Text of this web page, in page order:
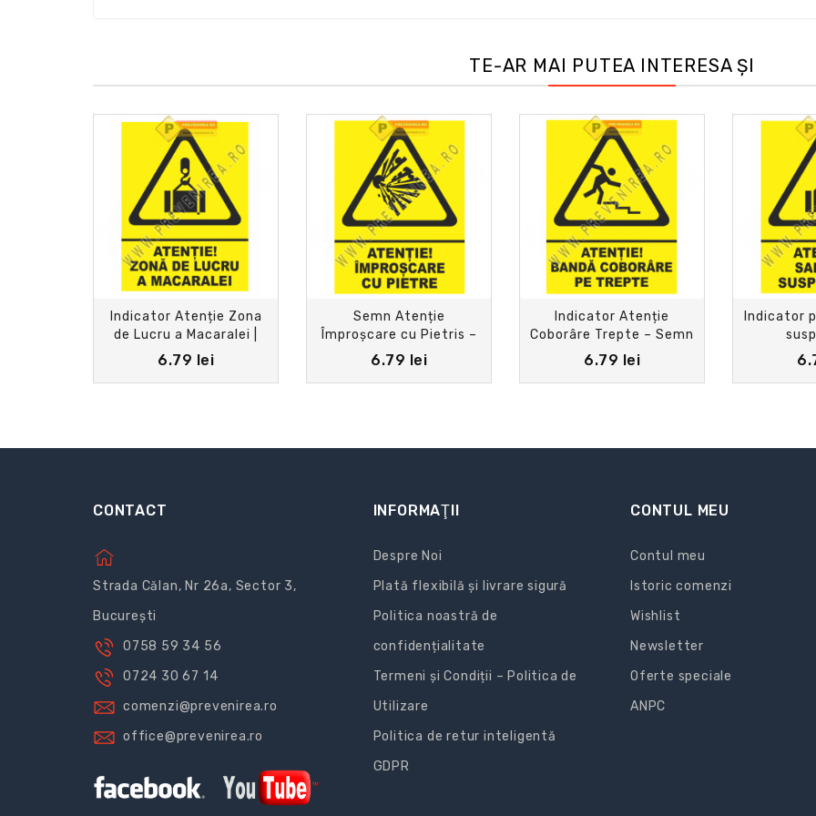
TE-AR MAI PUTEA INTERESA ȘI
Indicator Atenție Zona
de Lucru a Macaralei |
Panou Avertizare SSM
6.79 lei
Semn Atenție
Împroșcare cu Pietris –
Indicator de Avertizare
6.79 lei
Indicator Atenție
Coborâre Trepte – Semn
de Siguranță pentru
6.79 lei
Indicator
CONTACT
Strada Călan, Nr 26a, Sector 3,
București
0758 59 34 56
0724 30 67 14
comenzi@prevenirea.ro
office@prevenirea.ro
INFORMAŢII
Despre Noi
Plată flexibilă și livrare sigură
Politica noastră de
confidențialitate
Termeni și Condiții – Politica de
Utilizare
Politica de retur inteligentă
GDPR
CONTUL MEU
Contul meu
Istoric comenzi
Wishlist
Newsletter
Oferte speciale
ANPC